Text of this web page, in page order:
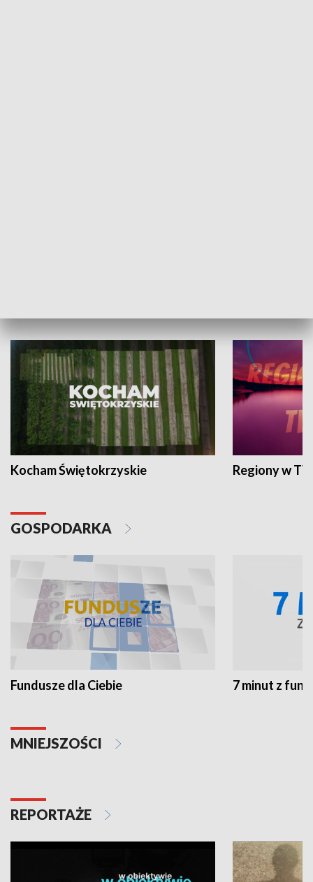
Kocham Świętokrzyskie Regiony w
GOSPODARKA
Fundusze dla Ciebie 7 minut z
MNIEJSZOŚCI
REPORTAŻE